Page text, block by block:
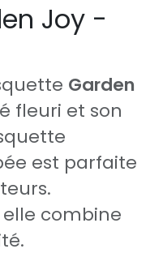
Joy -
Garden
fleuri et son
est parfaite
elle combine